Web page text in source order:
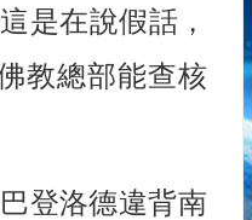
是在說假話，
教總部能查核
登洛德違背南